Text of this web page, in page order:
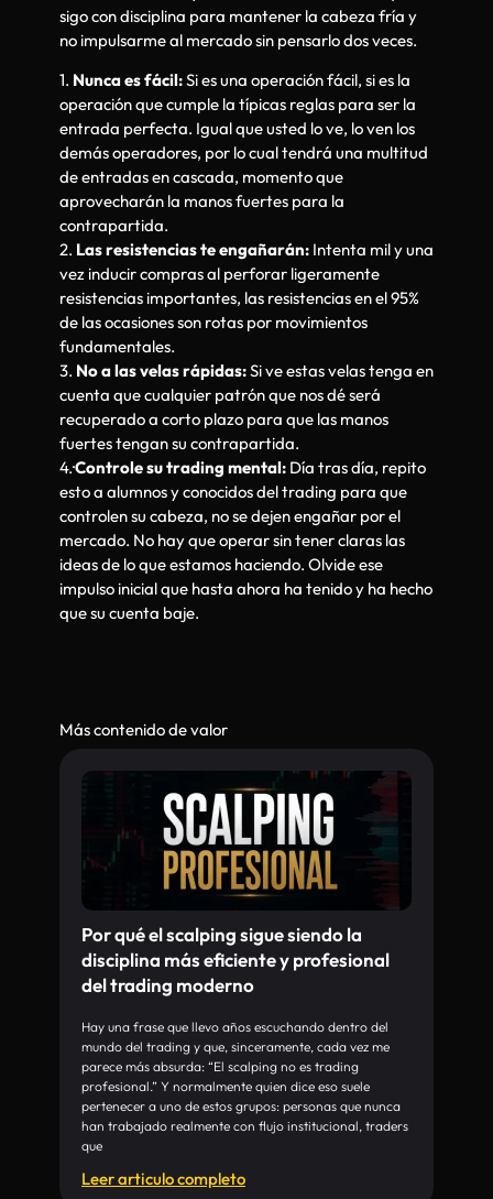
sigo con disciplina para mantener la cabeza fría y
no impulsarme al mercado sin pensarlo dos veces.
1. Nunca es fácil:Si es una operación fácil, si es la
operación que cumple la típicas reglas para ser la
entrada perfecta. Igual que usted lo ve, lo ven los
demás operadores, por lo cual tendrá una multitud
de entradas en cascada, momento que
aprovecharán la manos fuertes para la
contrapartida.
2. Las resistencias te engañarán: Intenta mil y una
vez inducir compras al perforar ligeramente
resistencias importantes, las resistencias en el 95%
de las ocasiones son rotas por movimientos
fundamentales.
3. No a las velas rápidas:Si ve estas velas tenga en
cuenta que cualquier patrón que nos dé será
recuperado a corto plazo para que las manos
fuertes tengan su contrapartida.
4.·Controle su trading mental: Día tras día, repito
esto a alumnos y conocidos del trading para que
controlen su cabeza, no se dejen engañar por el
mercado. No hay que operar sin tener claras las
ideas de lo que estamos haciendo. Olvide ese
impulso inicial que hasta ahora ha tenido y ha hecho
que su cuenta baje.
Más contenido de valor
Por qué el scalping sigue siendo la
disciplina más eficiente y profesional
del trading moderno
Hay una frase que llevo años escuchando dentro del
mundo del trading y que, sinceramente, cada vez me
parece más absurda: “El scalping no es trading
profesional.” Y normalmente quien dice eso suele
pertenecer a uno de estos grupos: personas que nunca
han trabajado realmente con flujo institucional, traders
que
Leer articulo completo